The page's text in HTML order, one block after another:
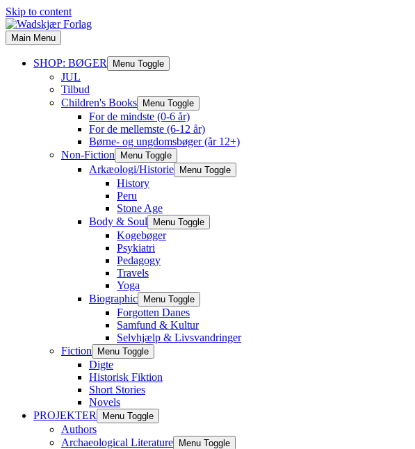
Skip to content
Main Menu
SHOP: BØGER Menu Toggle
JUL
Tilbud
Children's Books
Menu Toggle
For de mindste (0-6 år)
For de mellemste (6-12 år)
Børne- og ungdomsbøger (år 12+)
Non-Fiction
Menu Toggle
Arkæologi/Historie Menu Toggle
History
Peru
Stone Age
Body & Soul
Menu Toggle
Kogebøger
Psykiatri
Pedagogy
Travels
Yoga
Biographic
Menu Toggle
Forgotten Danes
Samfund & Kultur
Selvhjælp & Livsvandringer
Fiction
Menu Toggle
Digte
Historisk Fiktion
Short Stories
Novels
PROJEKTER
Menu Toggle
Authors
Archaeological Literature
Menu Toggle